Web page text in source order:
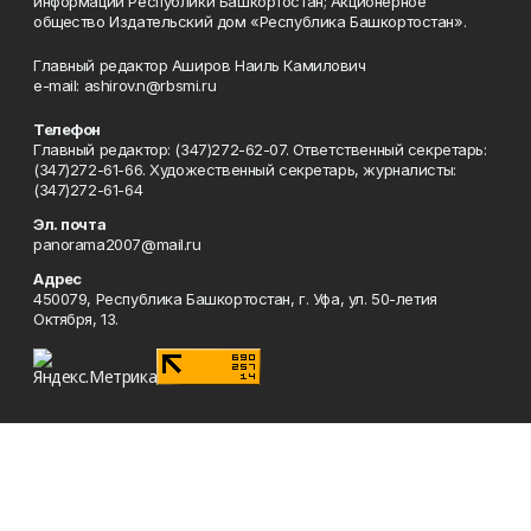
общество Издательский дом «Республика Башкортостан».
Главный редактор Аширов Наиль Камилович
e-mail: ashirov.n@rbsmi.ru
Телефон
Главный редактор: (347)272-62-07. Ответственный секретарь:
(347)272-61-66. Художественный секретарь, журналисты:
(347)272-61-64
Эл. почта
panorama2007@mail.ru
Адрес
450079, Республика Башкортостан, г. Уфа, ул. 50-летия
Октября, 13.